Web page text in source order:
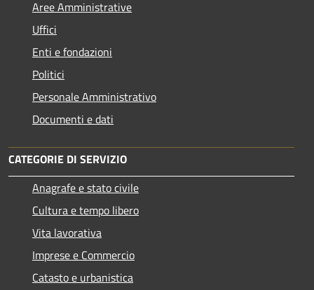
Aree Amministrative
Uffici
Enti e fondazioni
Politici
Personale Amministrativo
Documenti e dati
CATEGORIE DI SERVIZIO
Anagrafe e stato civile
Cultura e tempo libero
Vita lavorativa
Imprese e Commercio
Catasto e urbanistica